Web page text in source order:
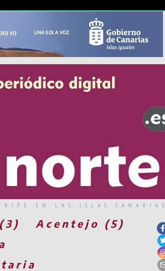
EN LAS ISLAS CANARIAS
Acentejo (5)